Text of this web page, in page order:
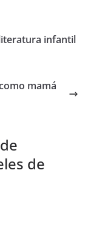
infantil
mamá
de